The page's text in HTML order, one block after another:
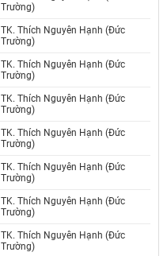
Trường)
TK. Thích Nguyên Hạnh (Đức
Trường)
TK. Thích Nguyên Hạnh (Đức
Trường)
TK. Thích Nguyên Hạnh (Đức
Trường)
TK. Thích Nguyên Hạnh (Đức
Trường)
TK. Thích Nguyên Hạnh (Đức
Trường)
TK. Thích Nguyên Hạnh (Đức
Trường)
TK. Thích Nguyên Hạnh (Đức
Trường)